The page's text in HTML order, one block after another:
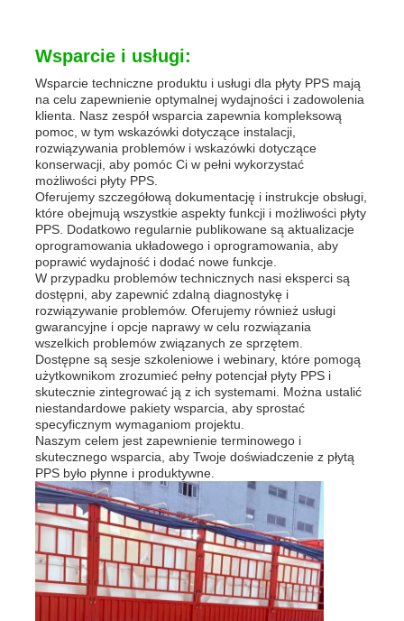
Wsparcie i usługi:
Wsparcie techniczne produktu i usługi dla płyty PPS mają
na celu zapewnienie optymalnej wydajności i zadowolenia
klienta. Nasz zespół wsparcia zapewnia kompleksową
pomoc, w tym wskazówki dotyczące instalacji,
rozwiązywania problemów i wskazówki dotyczące
konserwacji, aby pomóc Ci w pełni wykorzystać
możliwości płyty PPS.
Oferujemy szczegółową dokumentację i instrukcje obsługi,
które obejmują wszystkie aspekty funkcji i możliwości płyty
PPS. Dodatkowo regularnie publikowane są aktualizacje
oprogramowania układowego i oprogramowania, aby
poprawić wydajność i dodać nowe funkcje.
W przypadku problemów technicznych nasi eksperci są
dostępni, aby zapewnić zdalną diagnostykę i
rozwiązywanie problemów. Oferujemy również usługi
gwarancyjne i opcje naprawy w celu rozwiązania
wszelkich problemów związanych ze sprzętem.
Dostępne są sesje szkoleniowe i webinary, które pomogą
użytkownikom zrozumieć pełny potencjał płyty PPS i
skutecznie zintegrować ją z ich systemami. Można ustalić
niestandardowe pakiety wsparcia, aby sprostać
specyficznym wymaganiom projektu.
Naszym celem jest zapewnienie terminowego i
skutecznego wsparcia, aby Twoje doświadczenie z płytą
PPS było płynne i produktywne.